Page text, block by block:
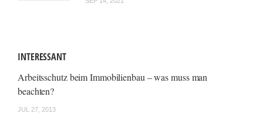
INTERESSANT
Arbeitsschutz beim Immobilienbau – was muss man
beachten?
JUL 27, 2013